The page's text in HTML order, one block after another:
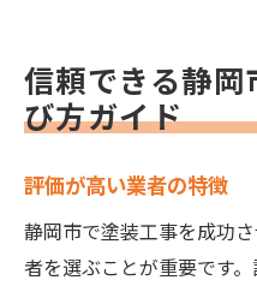
信頼できる静
び方ガイド
評価が高い業者の特徴
静岡市で塗装工事を成功
者を選ぶことが重要です